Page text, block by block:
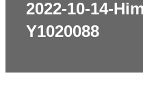
2022-10-14-
Y1020088